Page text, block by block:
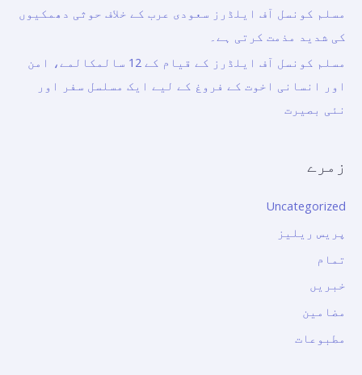
مسلم کونسل آف ایلڈرز سعودی عرب کے خلاف حوثی دھمکیوں
کی شدید مذمت کرتی ہے۔
مسلم کونسل آف ایلڈرز کے قیام کے 12 سالمکالمے، امن
اور انسانی اخوت کے فروغ کے لیے ایک مسلسل سفر اور
نئی بصیرت
زمرے
Uncategorized
پریس ریلیز
تمام
خبریں
مضامین
مطبوعات